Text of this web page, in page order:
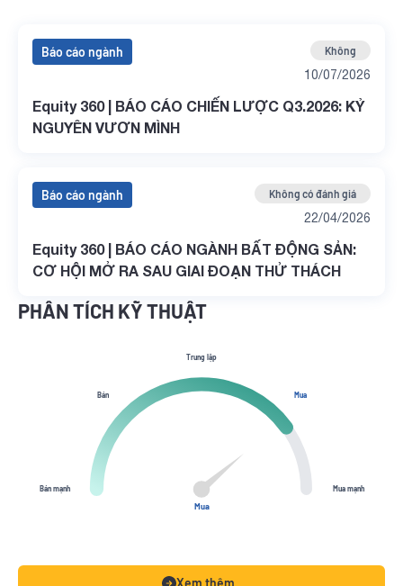
Báo cáo ngành Không
10/07/2026
Equity 360 | BÁO CÁO CHIẾN LƯỢC Q3.2026: KỶ
NGUYÊN VƯƠN MÌNH
Báo cáo ngành Không có đánh giá
22/04/2026
Equity 360 | BÁO CÁO NGÀNH BẤT ĐỘNG SẢN:
CƠ HỘI MỞ RA SAU GIAI ĐOẠN THỬ THÁCH
PHÂN TÍCH KỸ THUẬT
Bán mạnh
Bán
Trung lập
Mua
Mua mạnh
Mua
Xem thêm